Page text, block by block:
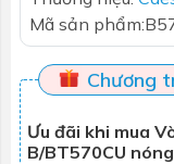
Mã sản phẩm:
Chương
Ưu đãi khi mua
B/BT570CU